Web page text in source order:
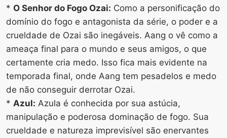
* O Senhor do Fogo Ozai: Como a personificação do
domínio do fogo e antagonista da série, o poder e a
crueldade de Ozai são inegáveis. Aang o vê como a
ameaça final para o mundo e seus amigos, o que
certamente cria medo. Isso fica mais evidente na
temporada final, onde Aang tem pesadelos e medo
de não conseguir derrotar Ozai.
* Azul: Azula é conhecida por sua astúcia,
manipulação e poderosa dominação de fogo. Sua
crueldade e natureza imprevisível são enervantes